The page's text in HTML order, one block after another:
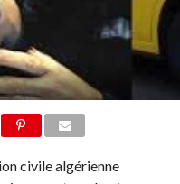
civile algérienne